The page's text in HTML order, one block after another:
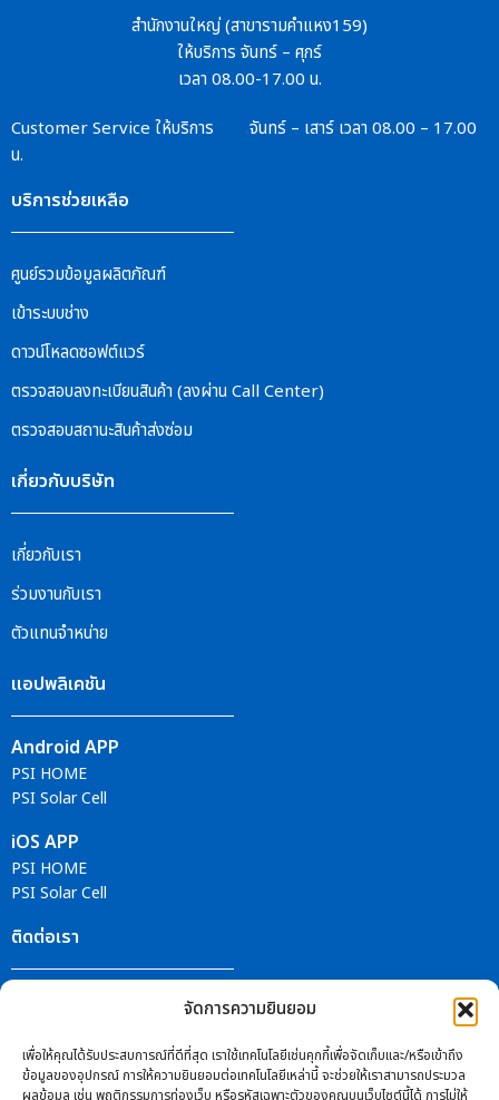
จัดการความยินยอม
เพื่อให้คุณได้รับประสบการณ์ที่ดีที่สุด เราใช้เทคโนโลยีเช่นคุกกี้เพื่อจัดเก็บและ/หรือเข้าถึง
ข้อมูลของอุปกรณ์ การให้ความยินยอมต่อเทคโนโลยีเหล่านี้ จะช่วยให้เราสามารถประมวล
ผลข้อมูล เช่น พฤติกรรมการท่องเว็บ หรือรหัสเฉพาะตัวของคุณบนเว็บไซต์นี้ได้ การไม่ให้
สำนักงานใหญ่ (สาขารามคำแหง159)
ให้บริการ จันทร์ – ศุกร์
เวลา 08.00-17.00 น.
Customer Service ให้บริการ จันทร์ – เสาร์ เวลา 08.00 – 17.00
น.
บริการช่วยเหลือ
ศูนย์รวมข้อมูลผลิตภัณฑ์
เข้าระบบช่าง
ดาวน์โหลดซอฟต์แวร์
ตรวจสอบลงทะเบียนสินค้า (ลงผ่าน Call Center)
ตรวจสอบสถานะสินค้าส่งซ่อม
เกี่ยวกับบริษัท
เกี่ยวกับเรา
ร่วมงานกับเรา
ตัวแทนจำหน่าย
แอปพลิเคชัน
Android APP
PSI HOME
PSI Solar Cell
iOS APP
PSI HOME
PSI Solar Cell
ติดต่อเรา